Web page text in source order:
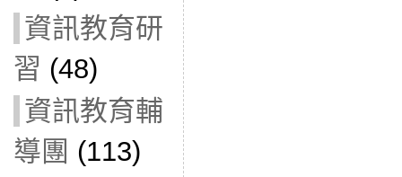
資訊教育研
習 (48)
資訊教育輔
導團 (113)